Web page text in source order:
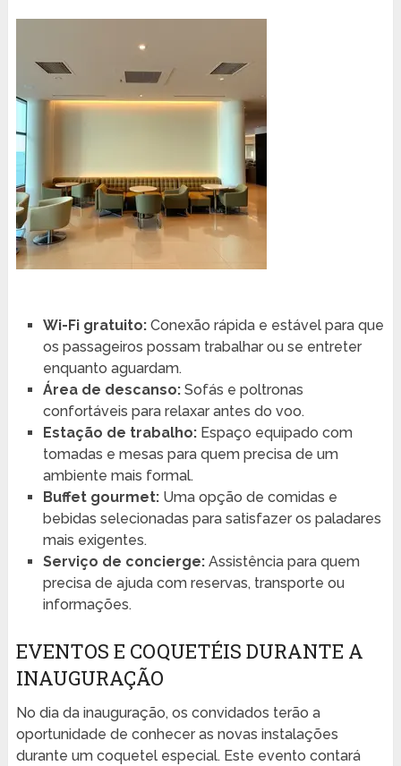
Wi-Fi gratuito:Conexão rápida e estável para que
os passageiros possam trabalhar ou se entreter
enquanto aguardam.
Área de descanso:Sofás e poltronas
confortáveis para relaxar antes do voo.
Estação de trabalho:Espaço equipado com
tomadas e mesas para quem precisa de um
ambiente mais formal.
Buffet gourmet:Uma opção de comidas e
bebidas selecionadas para satisfazer os paladares
mais exigentes.
Serviço de concierge:Assistência para quem
precisa de ajuda com reservas, transporte ou
informações.
EVENTOS E COQUETÉIS DURANTE A
INAUGURAÇÃO
No dia da inauguração, os convidados terão a
oportunidade de conhecer as novas instalações
durante um coquetel especial. Este evento contará